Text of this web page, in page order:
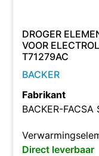
DROGER
VOOR
T71279AC
BACKER
Fabrikant
BACKER-FACSA
Direct leverbaar